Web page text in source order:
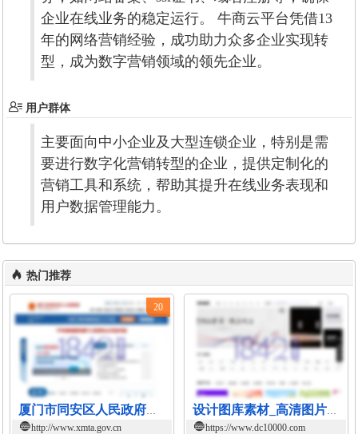
企业在线业务的稳定运行。 牛商云平台凭借13
年的网络营销经验，成功助力众多企业实现转
型，成为数字营销领域的领先企业。
用户群体
主要面向中小企业及大型连锁企业，特别是需
要进行数字化营销转型的企业，提供定制化的
营销工具和系统，帮助其提升在线业务表现和
用户数据管理能力。
热门推荐
厦门市同安区人民政府网站
http://www.xmta.gov.cn
20
设计图库素材_高清图片素材_PS图片素材-素材国度
https://www.dc10000.com